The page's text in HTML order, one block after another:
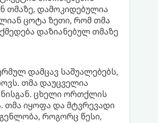
თმაზე, დამოკიდებულია
ცოტა ზეთი, რომ თმა
დაზიანებულ თმაზე
დამცავ საშუალებებს,
თმა დაუცველია
ცხელი ორთქლის
თმა იყოფა და მტვრევადი
როგორც წესი,